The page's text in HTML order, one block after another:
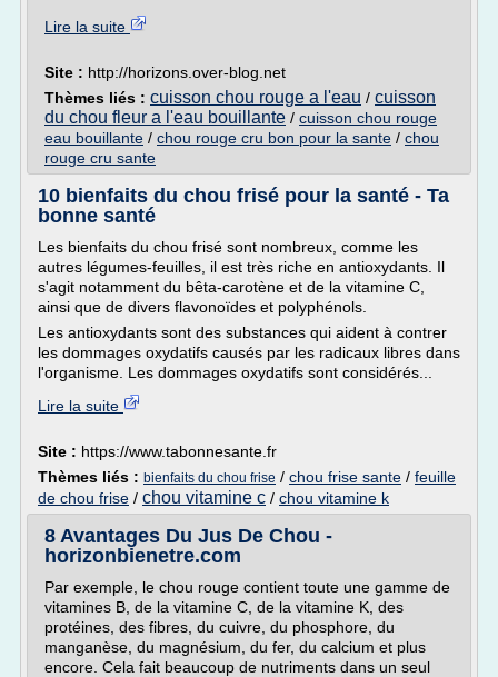
Lire la suite
Site : http://horizons.over-blog.net
Thèmes liés : cuisson chou rouge a l'eau / cuisson
du chou fleur a l'eau bouillante / cuisson chou rouge
eau bouillante / chou rouge cru bon pour la sante / chou
rouge cru sante
10 bienfaits du chou frisé pour la santé - Ta
bonne santé
Les bienfaits du chou frisé sont nombreux, comme les
autres légumes-feuilles, il est très riche en antioxydants. Il
s'agit notamment du bêta-carotène et de la vitamine C,
ainsi que de divers flavonoïdes et polyphénols.
Les antioxydants sont des substances qui aident à contrer
les dommages oxydatifs causés par les radicaux libres dans
l'organisme. Les dommages oxydatifs sont considérés...
Lire la suite
Site : https://www.tabonnesante.fr
Thèmes liés : bienfaits du chou frise / chou frise sante / feuille
de chou frise / chou vitamine c / chou vitamine k
8 Avantages Du Jus De Chou -
horizonbienetre.com
Par exemple, le chou rouge contient toute une gamme de
vitamines B, de la vitamine C, de la vitamine K, des
protéines, des fibres, du cuivre, du phosphore, du
manganèse, du magnésium, du fer, du calcium et plus
encore. Cela fait beaucoup de nutriments dans un seul